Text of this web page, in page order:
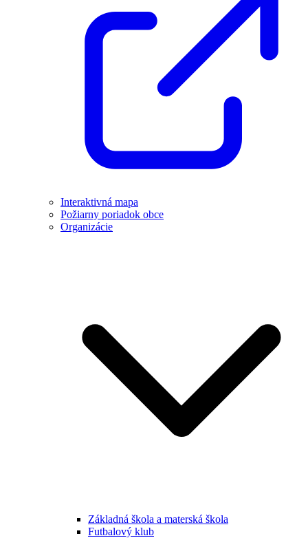
Interaktivná mapa
Požiarny poriadok obce
Organizácie
Základná škola a materská škola
Futbalový klub